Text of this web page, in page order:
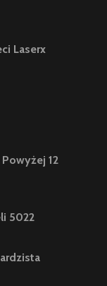
Laserx
12
5022